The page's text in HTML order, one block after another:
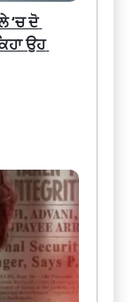
‘ਚ ਦੋ
ਉਹ